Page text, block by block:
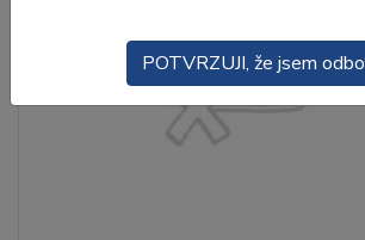
POTVRZUJI, že jsem